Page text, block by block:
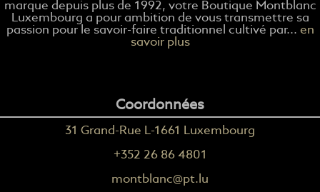
marque depuis plus de 1992, votre Boutique Montblanc
Luxembourg a pour ambition de vous transmettre sa
passion pour le savoir-faire traditionnel cultivé par... en
savoir plus
Coordonnées
31 Grand-Rue L-1661 Luxembourg
+352 26 86 4801
montblanc@pt.lu